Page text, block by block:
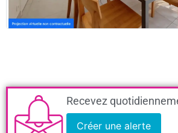
Recevez
Créer une alerte